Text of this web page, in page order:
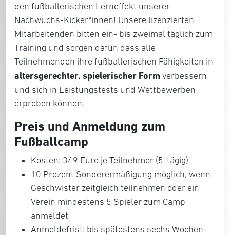
den fußballerischen Lerneffekt unserer
Nachwuchs-Kicker*innen! Unsere lizenzierten
Mitarbeitenden bitten ein- bis zweimal täglich zum
Training und sorgen dafür, dass alle
Teilnehmenden ihre fußballerischen Fähigkeiten in
altersgerechter, spielerischer Form verbessern
und sich in Leistungstests und Wettbewerben
erproben können.
Preis und Anmeldung zum
Fußballcamp
Kosten: 349 Euro je Teilnehmer (5-tägig)
10 Prozent Sonderermäßigung möglich, wenn
Geschwister zeitgleich teilnehmen oder ein
Verein mindestens 5 Spieler zum Camp
anmeldet
Anmeldefrist: bis spätestens sechs Wochen